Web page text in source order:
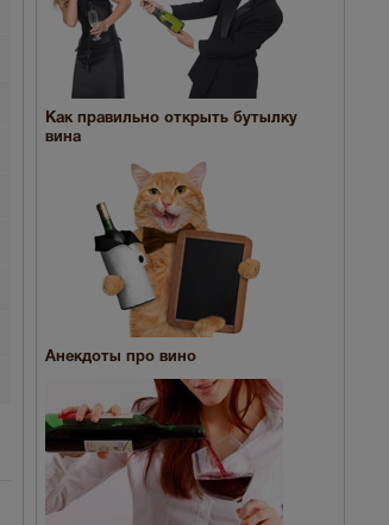
Как правильно открыть бутылку
вина
Анекдоты про вино